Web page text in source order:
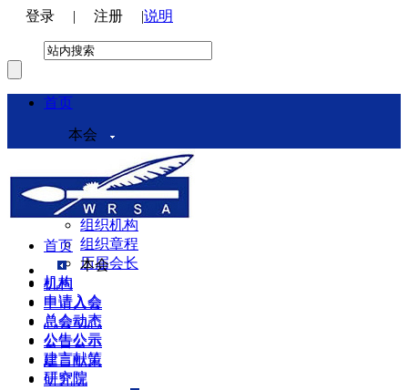
登录 | 注册 |说明
首页
本会
本会介绍
领导机构
理事会
组织机构
组织章程
历届会长
机构
申请入会
总会动态
公告公示
建言献策
研究院
首页
本会
机构
申请入会
总会动态
公告公示
建言献策
研究院